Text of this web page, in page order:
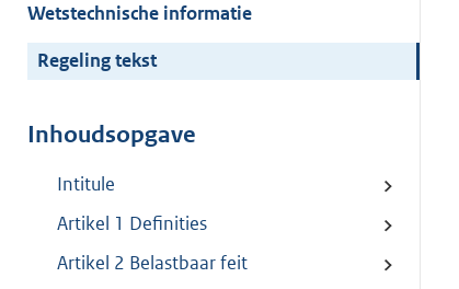
Wetstechnische informatie
Regeling tekst
Inhoudsopgave
Intitule
Artikel 1 Definities
Artikel 2 Belastbaar feit